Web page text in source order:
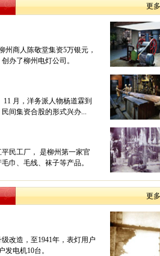
更
州商人陈敬堂集资5万银元，
办了柳州电灯公司。
11 月，洋务派人物杨道霖到
间集资合股的形式兴办...
民工厂， 是柳州第一家官
巾、毛线、袜子等产品。
更
改造，至1941年，表灯用户
发电机10台。